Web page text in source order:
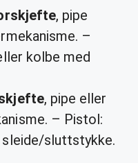
, pipe
–
kolbe med
, pipe eller
– Pistol:
sleide/sluttstykke.